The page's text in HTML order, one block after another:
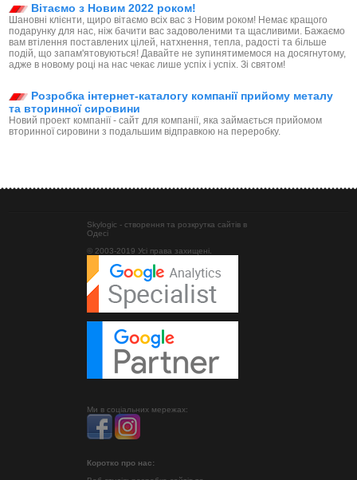
Вітаємо з Новим 2022 роком!
Шановні клієнти, щиро вітаємо всіх вас з Новим роком! Немає кращого
подарунку для нас, ніж бачити вас задоволеними та щасливими. Бажаємо
вам втілення поставлених цілей, натхнення, тепла, радості та більше
подій, що запам'ятовуються! Давайте не зупинятимемося на досягнутому,
адже в новому році на нас чекає лише успіх і успіх. Зі святом!
Розробка інтернет-каталогу компанії прийому металу
та вторинної сировини
Новий проект компанії - сайт для компанії, яка займається прийомом
вторинної сировини з подальшим відправкою на переробку.
Skylogic - створення та розкрутка сайтів в
Одесі
© 2003-2019 Усі права захищені.
Ми в соціальних мережах:
Коротко про нас: